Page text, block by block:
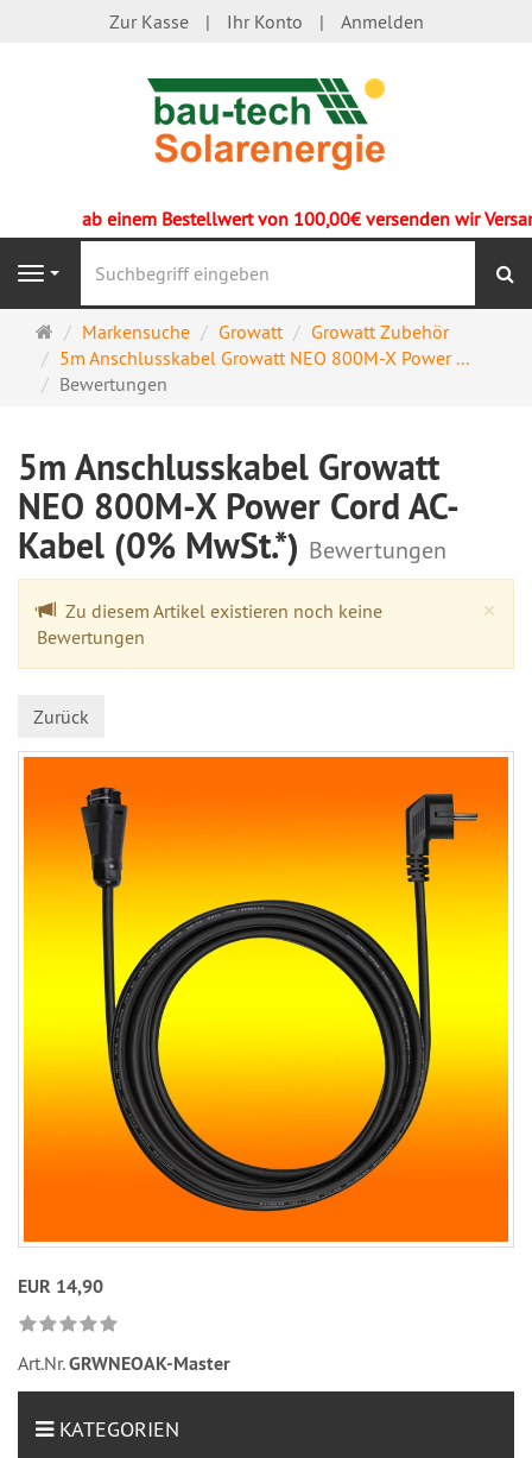
Zur Kasse Ihr Konto Anmelden
ab einem Bestellwert von 100,00€ versenden wir
Navigation
Startseite
Markensuche Growatt
Growatt Zubehör
5m Anschlusskabel Growatt NEO 800M-X Power ...
Bewertungen
5m Anschlusskabel Growatt
NEO 800M-X Power Cord AC-
Kabel (0% MwSt.*) Bewertungen
×
Zu diesem Artikel existieren noch keine
Bewertungen
Zurück
EUR 14,90
Art.Nr.GRWNEOAK-Master
KATEGORIEN